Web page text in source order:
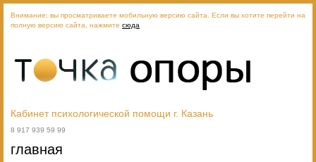
Внимание: вы просматриваете мобильную версию сайта. Если вы хотите перейти на
полную версию сайта, нажмите сюда
Кабинет психологической помощи г. Казань
8 917 939 59 99
главная